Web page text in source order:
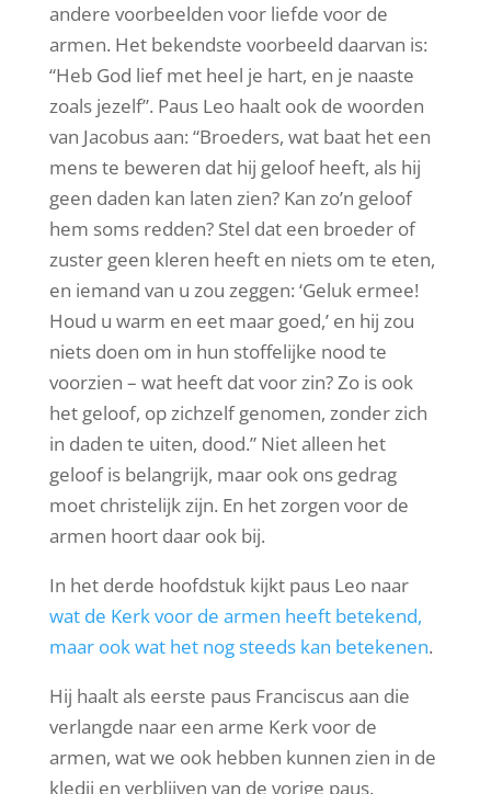
andere voorbeelden voor liefde voor de
armen. Het bekendste voorbeeld daarvan is:
“Heb God lief met heel je hart, en je naaste
zoals jezelf”. Paus Leo haalt ook de woorden
van Jacobus aan: “Broeders, wat baat het een
mens te beweren dat hij geloof heeft, als hij
geen daden kan laten zien? Kan zo’n geloof
hem soms redden? Stel dat een broeder of
zuster geen kleren heeft en niets om te eten,
en iemand van u zou zeggen: ‘Geluk ermee!
Houd u warm en eet maar goed,’ en hij zou
niets doen om in hun stoffelijke nood te
voorzien – wat heeft dat voor zin? Zo is ook
het geloof, op zichzelf genomen, zonder zich
in daden te uiten, dood.” Niet alleen het
geloof is belangrijk, maar ook ons gedrag
moet christelijk zijn. En het zorgen voor de
armen hoort daar ook bij.
In het derde hoofdstuk kijkt paus Leo naar
wat de Kerk voor de armen heeft betekend,
maar ook wat het nog steeds kan betekenen.
Hij haalt als eerste paus Franciscus aan die
verlangde naar een arme Kerk voor de
armen, wat we ook hebben kunnen zien in de
kledij en verblijven van de vorige paus.